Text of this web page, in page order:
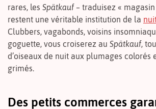
rares, les Spätkauf– traduisez «
restent une véritable institution de la
Clubbers, vagabonds, voisins
goguette, vous croiserez au Spätkauf,
d’oiseaux de nuit aux plumages colorés
grimés.
Des petits commerces